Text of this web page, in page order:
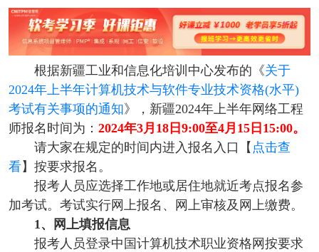
根据新疆工业和信息化培训中心发布的《关于
2024年上半年计算机技术与软件专业技术资格(水平)
考试有关事项的通知》，新疆2024年上半年网络工程
师报名时间为： 2024年3月18日9:00至4月15日15:00。
请大家在规定的时间内进入报名入口【 点击查
看】按要求报名。
报考人员应选择工作地或居住地就近考点报名参
加考试。考试实行网上报名、网上审核及网上缴费。
1、网上填报信息
报考人员登录中国计算机技术职业资格网按要求